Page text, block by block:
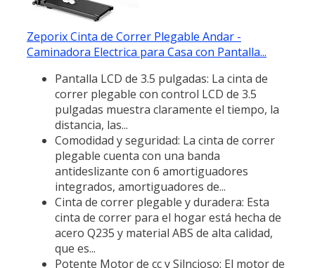
Zeporix Cinta de Correr Plegable Andar -
Caminadora Electrica para Casa con Pantalla...
Pantalla LCD de 3.5 pulgadas: La cinta de
correr plegable con control LCD de 3.5
pulgadas muestra claramente el tiempo, la
distancia, las...
Comodidad y seguridad: La cinta de correr
plegable cuenta con una banda
antideslizante con 6 amortiguadores
integrados, amortiguadores de...
Cinta de correr plegable y duradera: Esta
cinta de correr para el hogar está hecha de
acero Q235 y material ABS de alta calidad,
que es...
Potente Motor de cc y Silncioso: El motor de